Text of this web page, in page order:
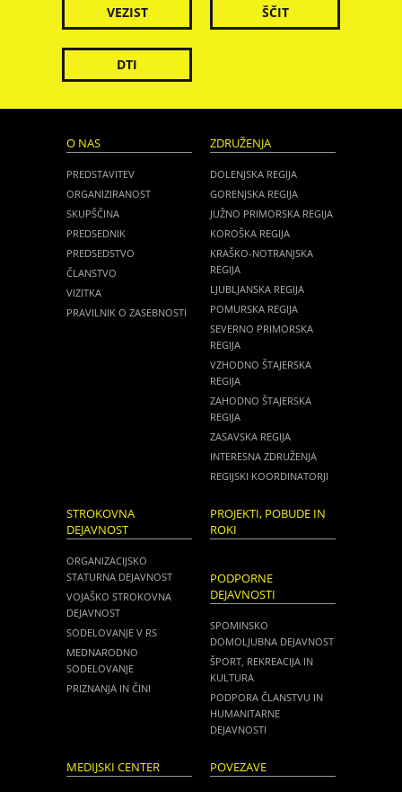
VEZIST ŠČIT
DTI
O NAS
PREDSTAVITEV
ORGANIZIRANOST
SKUPŠČINA
PREDSEDNIK
PREDSEDSTVO
ČLANSTVO
VIZITKA
PRAVILNIK O ZASEBNOSTI
ZDRUŽENJA
DOLENJSKA REGIJA
GORENJSKA REGIJA
JUŽNO PRIMORSKA REGIJA
KOROŠKA REGIJA
KRAŠKO-NOTRANJSKA
REGIJA
LJUBLJANSKA REGIJA
POMURSKA REGIJA
SEVERNO PRIMORSKA
REGIJA
VZHODNO ŠTAJERSKA
REGIJA
ZAHODNO ŠTAJERSKA
REGIJA
ZASAVSKA REGIJA
INTERESNA ZDRUŽENJA
REGIJSKI KOORDINATORJI
STROKOVNA
DEJAVNOST
ORGANIZACIJSKO
STATURNA DEJAVNOST
VOJAŠKO STROKOVNA
DEJAVNOST
SODELOVANJE V RS
MEDNARODNO
SODELOVANJE
PRIZNANJA IN ČINI
PROJEKTI, POBUDE IN
ROKI
PODPORNE
DEJAVNOSTI
SPOMINSKO
DOMOLJUBNA DEJAVNOST
ŠPORT, REKREACIJA IN
KULTURA
PODPORA ČLANSTVU IN
HUMANITARNE
DEJAVNOSTI
MEDIJSKI CENTER POVEZAVE